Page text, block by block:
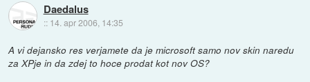
Daedalus
:: 14. apr 2006, 14:35
A vi dejansko res verjamete da je microsoft samo nov skin naredu
za XPje in da zdej to hoce prodat kot nov OS?